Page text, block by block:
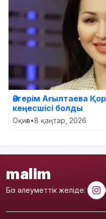
Әйгерім Ағылтаева
кеңесшісі болды
Оқиға•8 қаңтар, 2026
malim
Біз әлеуметтік желіде: